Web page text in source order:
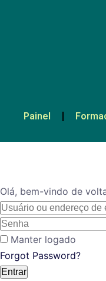
Painel
Olá, bem-vindo de
Manter logado
Forgot Password?
Entrar